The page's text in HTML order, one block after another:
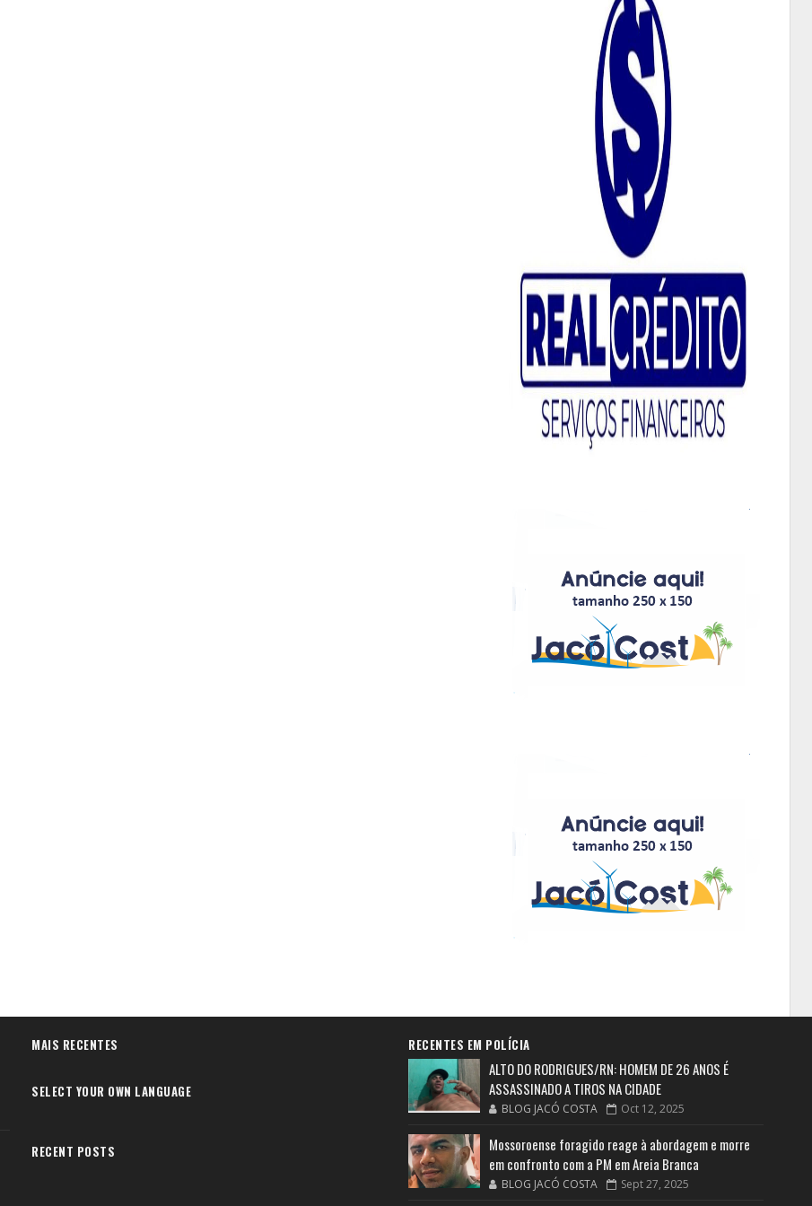
MAIS RECENTES
SELECT YOUR OWN LANGUAGE
RECENT POSTS
RECENTES EM POLÍCIA
ALTO DO RODRIGUES/RN: HOMEM DE 26 ANOS É
ASSASSINADO A TIROS NA CIDADE
BLOG JACÓ COSTA Oct 12, 2025
Mossoroense foragido reage à abordagem e morre
em confronto com a PM em Areia Branca
BLOG JACÓ COSTA Sept 27, 2025